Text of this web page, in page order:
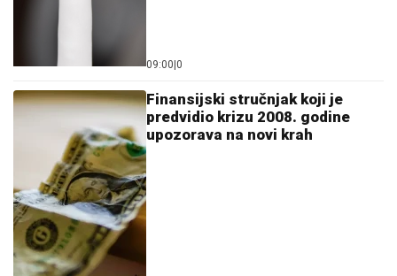
09:00 0
Finansijski stručnjak koji je
predvidio krizu 2008. godine
upozorava na novi krah